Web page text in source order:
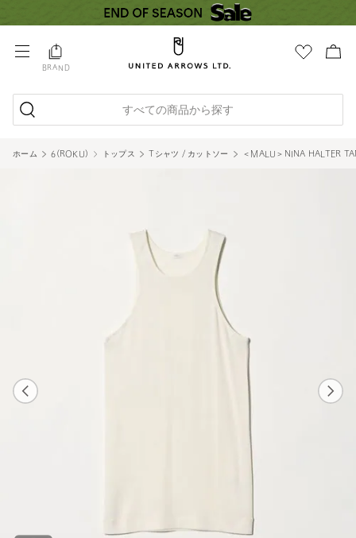
BRAND
すべての商品から探す
ホーム 6(ROKU) トップス Tシャツ / カットソー ＜MALU＞NINA HALTER